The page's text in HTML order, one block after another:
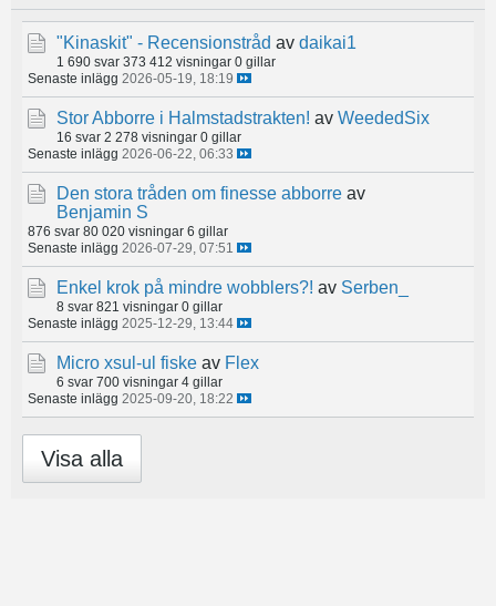
"Kinaskit" - Recensionstråd av daikai1
1 690 svar 373 412 visningar 0 gillar
Senaste inlägg 2026-05-19, 18:19
Stor Abborre i Halmstadstrakten! av WeededSix
16 svar 2 278 visningar 0 gillar
Senaste inlägg 2026-06-22, 06:33
Den stora tråden om finesse abborre av
Benjamin S
876 svar 80 020 visningar 6 gillar
Senaste inlägg 2026-07-29, 07:51
Enkel krok på mindre wobblers?! av Serben_
8 svar 821 visningar 0 gillar
Senaste inlägg 2025-12-29, 13:44
Micro xsul-ul fiske av Flex
6 svar 700 visningar 4 gillar
Senaste inlägg 2025-09-20, 18:22
Visa alla